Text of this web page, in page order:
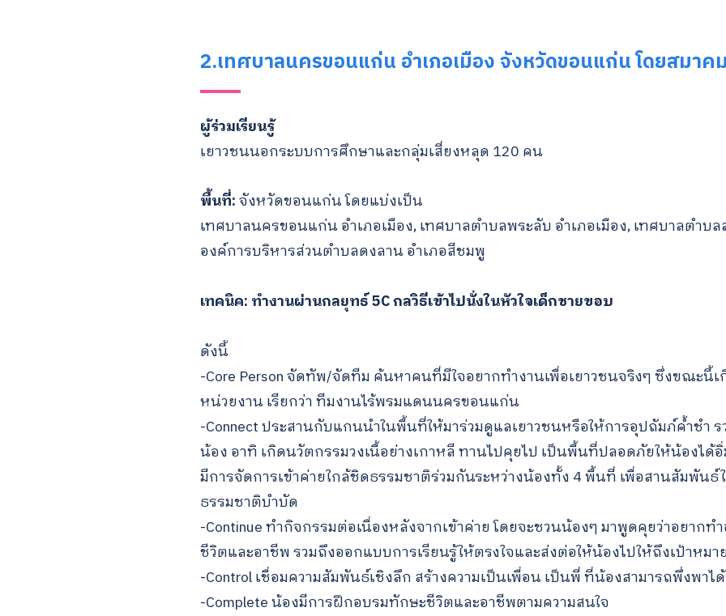
for:
2.เทศบาลนครขอนแก่น อำเภอเมือง จังหวัดขอนแก่น โดยสมาค
ผู้ร่วมเรียนรู้
เยาวชนนอกระบบการศึกษาและกลุ่มเสี่ยงหลุด 120 คน
พื้นที่:จังหวัดขอนแก่น โดยแบ่งเป็น
เทศบาลนครขอนแก่น อำเภอเมือง, เทศบาลตำบลพระลับ อำเภอเมือง, เทศบาลตำบ
องค์การบริหารส่วนตำบลดงลาน อำเภอสีชมพู
เทคนิค: ทำงานผ่านกลยุทธ์ 5C กลวิธีเข้าไปนั่งในหัวใจเด็กชายขอบ
ดังนี้
-Core Person จัดทัพ/จัดทีม ค้นหาคนที่มีใจอยากทำงานเพื่อเยาวชนจริงๆ ซึ่งขณะนี้
หน่วยงาน เรียกว่า ทีมงานไร้พรมแดนนครขอนแก่น
-Connect ประสานกับแกนนำในพื้นที่ให้มาร่วมดูแลเยาวชนหรือให้การอุปถัมภ์ค้ำชำ ร
น้อง อาทิ เกิดนวัตกรรมวงเนื้อย่างเกาหลี ทานไปคุยไป เป็นพื้นที่ปลอดภัยให้น้องได้
มีการจัดการเข้าค่ายใกล้ชิดธรรมชาติร่วมกันระหว่างน้องทั้ง 4 พื้นที่ เพื่อสานสัมพัน
ธรรมชาติบำบัด
-Continue ทำกิจกรรมต่อเนื่องหลังจากเข้าค่าย โดยจะชวนน้องๆ มาพูดคุยว่าอยาก
ชีวิตและอาชีพ รวมถึงออกแบบการเรียนรู้ให้ตรงใจและส่งต่อให้น้องไปให้ถึงเป้าหมา
-Control เชื่อมความสัมพันธ์เชิงลึก สร้างความเป็นเพื่อน เป็นพี่ ที่น้องสามารถพึ่งพาไ
-Complete น้องมีการฝึกอบรมทักษะชีวิตและอาชีพตามความสนใจ